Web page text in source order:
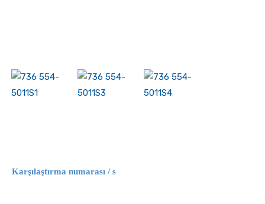
Karşılaştırma numarası / s